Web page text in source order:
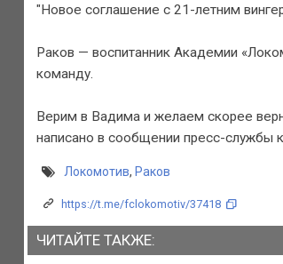
"Новое соглашение с 21-летним
Раков — воспитанник Академии
команду.
Верим в Вадима и желаем скорее
написано в сообщении пресс-службы
Локомотив, Раков
https://t.me/fclokomotiv/37418
ЧИТАЙТЕ ТАКЖЕ: